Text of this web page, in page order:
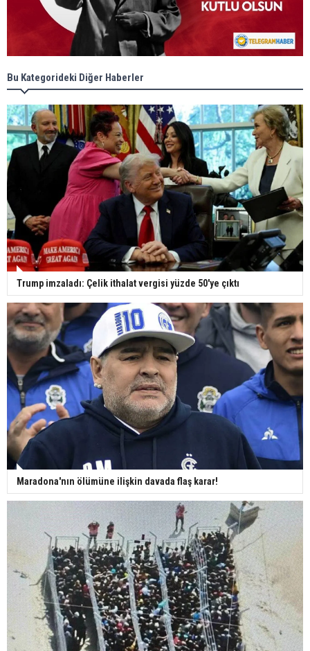
Bu Kategorideki Diğer Haberler
Trump imzaladı: Çelik ithalat vergisi yüzde 50'ye çıktı
Maradona'nın ölümüne ilişkin davada flaş karar!